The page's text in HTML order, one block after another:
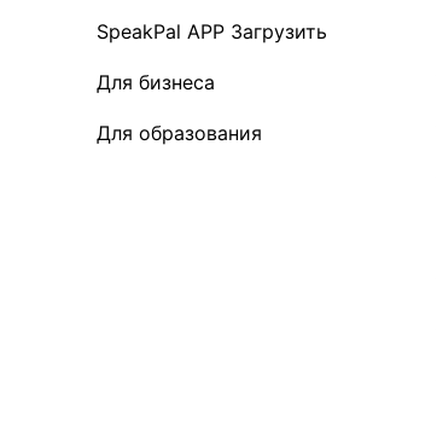
SpeakPal APP Загрузить
Для бизнеса
Для образования